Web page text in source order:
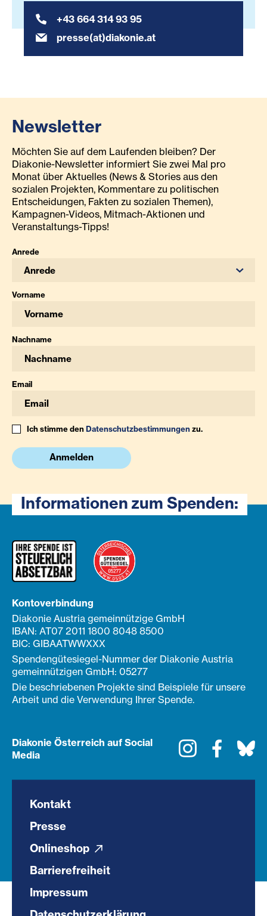
+43 664 314 93 95
presse(at)diakonie.at
Newsletter
Möchten Sie auf dem Laufenden bleiben? Der
Diakonie-Newsletter informiert Sie zwei Mal pro
Monat über Aktuelles (News & Stories aus den
sozialen Projekten, Kommentare zu politischen
Entscheidungen, Fakten zu sozialen Themen),
Kampagnen-Videos, Mitmach-Aktionen und
Veranstaltungs-Tipps!
Anrede
Anrede
Vorname
Nachname
Email
Ich stimme denDatenschutzbestimmungenzu.
Anmelden
Informationen zum Spenden:
Kontoverbindung
Diakonie Austria gemeinnützige GmbH
IBAN: AT07 2011 1800 8048 8500
BIC: GIBAATWWXXX
Spendengütesiegel-Nummer der Diakonie Austria
gemeinnützigen GmbH: 05277
Die beschriebenen Projekte sind Beispiele für unsere
Arbeit und die Verwendung Ihrer Spende.
Diakonie Österreich auf Social
Media
Instagram
Kontakt
Presse
Onlineshop
Barrierefreiheit
Impressum